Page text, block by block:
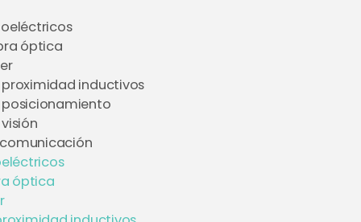
óptica
proximidad inductivos
posicionamiento
óptica